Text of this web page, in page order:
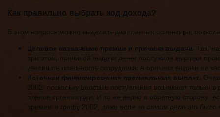
Как правильно выбрать код дохода?
В этом вопросе можно выделить два главных ориентира,
Целевое назначение премии и причина выдачи. Так,
при этом, причиной выдачи денег послужила высокая
увеличить лояльность сотрудника, а причина выдачи не
Источник финансирования премиальных выплат.
2002: поскольку целевые поступления возникают только
планов организации. И то же верно в обратную сторону:
премию в графу 2002, даже если на самом деле это было